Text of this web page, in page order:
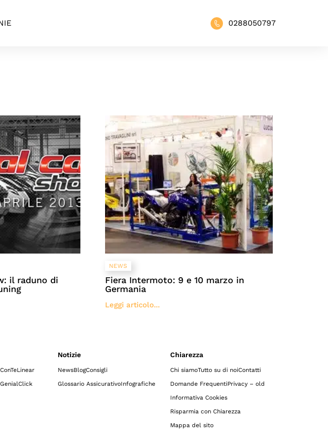
0288050797
il raduno di
NEWS
Fiera Intermoto: 9 e 10 marzo in
Germania
Leggi articolo...
ConTeLinear
GenialClick
Notizie
NewsBlogConsigli
Glossario AssicurativoInfografiche
Chiarezza
Chi siamoTutto su di noiContatti
Domande FrequentiPrivacy – old
Informativa Cookies
Risparmia con Chiarezza
Mappa del sito